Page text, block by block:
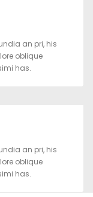
an pri, his
oblique
has.
an pri, his
oblique
has.